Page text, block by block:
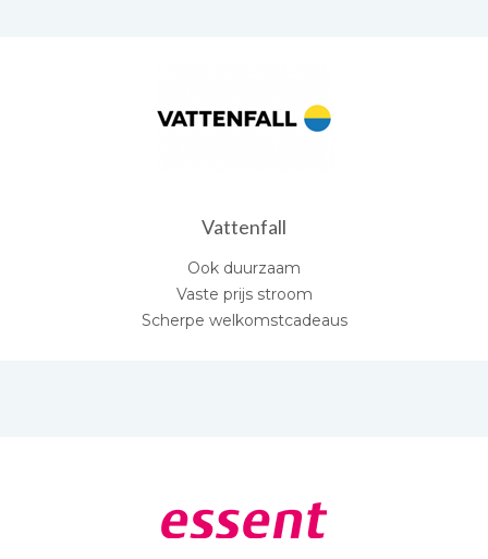
Vattenfall
Ook duurzaam
Vaste prijs stroom
Scherpe welkomstcadeaus